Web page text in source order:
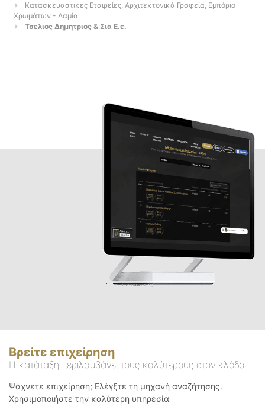
Κατασκευαστικές Εταιρείες, Αρχιτεκτονικά Γραφεία, Εμπόριο
Χρωμάτων - Λαμία
Τσελιος Δημητριος & Σια Ε.ε.
Βρείτε επιχείρηση
Η κατάταξη περιλαμβάνει τους καλύτερους στον κλάδο
Ψάχνετε επιχείρηση; Ελέγξτε τη μηχανή αναζήτησης.
Χρησιμοποιήστε την καλύτερη υπηρεσία